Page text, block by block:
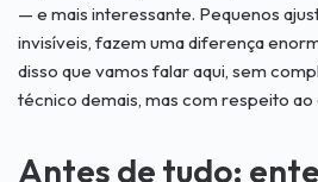
— e mais interessante. Pequenos
invisíveis, fazem uma diferença
disso que vamos falar aqui, sem
técnico demais, mas com respeito
Antes de tudo: